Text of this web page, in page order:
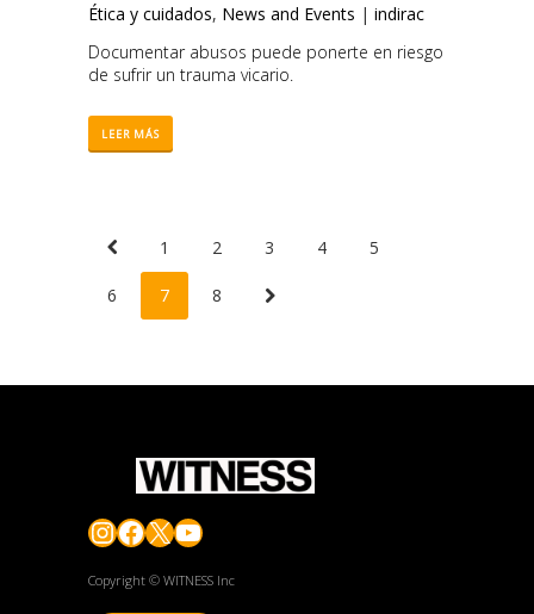
Ética y cuidados, News and Events | indirac
Documentar abusos puede ponerte en riesgo
de sufrir un trauma vicario.
LEER MÁS
1 2 3 4 5
6 7 8
Instagram
Facebook
X YouTube
Copyright © WITNESS Inc